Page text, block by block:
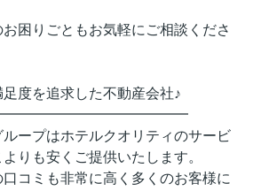
お困りごともお気軽にご相談くださ
度を追求した不動産会社♪
ループはホテルクオリティのサービ
りも安くご提供いたします。
口コミも非常に高く多くのお客様に